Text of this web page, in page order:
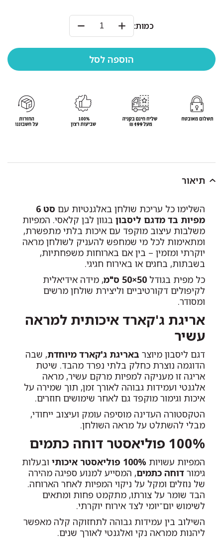
כמות:
תיאור
השלימו כל עריכת שולחן באלגנטיות עם
סט 6
מפיות בד מדגם ליסבון בגוון לבן קלאסי. המפיות
משלבות עיצוב מוקפד עם איכות בלתי מתפשרת,
ומתאימות לכל מי שמחפש להעניק לשולחן מראה
יוקרתי ומזמין – בין אם בארוחות משפחתיות,
בשבתות, בחגים או באירוח חגיגי.
כל מפית בגודל 50×50 ס"מ
, מידה אידיאלית
לקיפולים דקורטיביים וליצירת שולחן מרשים
ומסודר.
אריגת ג'קארד איכותית למראה
עשיר
דגם ליסבון מיוצר באריגת ג'קארד מיוחדת, שבה
הדוגמה נוצרת כחלק בלתי נפרד מהבד. שיטת
אריגה זו מעניקה למפיות מרקם עשיר, מראה
אלגנטי ועמידות גבוהה לאורך זמן, תוך שמירה על
איכות וגימור מוקפד גם לאחר שימושים חוזרים.
הטקסטורה העדינה מוסיפה עומק ועיצוב ייחודי,
מבלי להשתלט על מראה השולחן.
100% פוליאסטר דוחה כתמים
המפיות עשויות 100% פוליאסטר איכותי
ובעלות
גימור דוחה כתמים, המסייע למנוע ספיגה מהירה
של נוזלים ומקל על ניקוי המפיות לאחר הארוחה.
הבד שומר על צורתו, מתקמט פחות ומתאים
לשימוש יום־יומי לצד אירוח יוקרתי.
השילוב בין עמידות גבוהה לתחזוקה קלה מאפשר
ליהנות ממראה נקי ואלגנטי לאורך שנים.